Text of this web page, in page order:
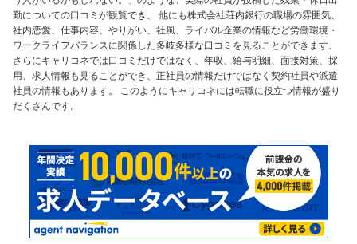
勤についての口コミが観覧でき、 他にも株式会社荘内銀行の職場の雰囲気、
社内恋愛、仕事内容、やりがい、社風、ライバル企業の情報など労働環境・
ワークライフバランスに関係した多岐多様な口コミを見ることができます。
さらにキャリコネでは口コミだけではなく、年収、給与明細、面接対策、採
用、求人情報も見ることができ、正社員の情報だけではなく契約社員や派遣
社員の情報もあります。 このようにキャリコネには転職に役立つ情報が盛り
だくさんです。